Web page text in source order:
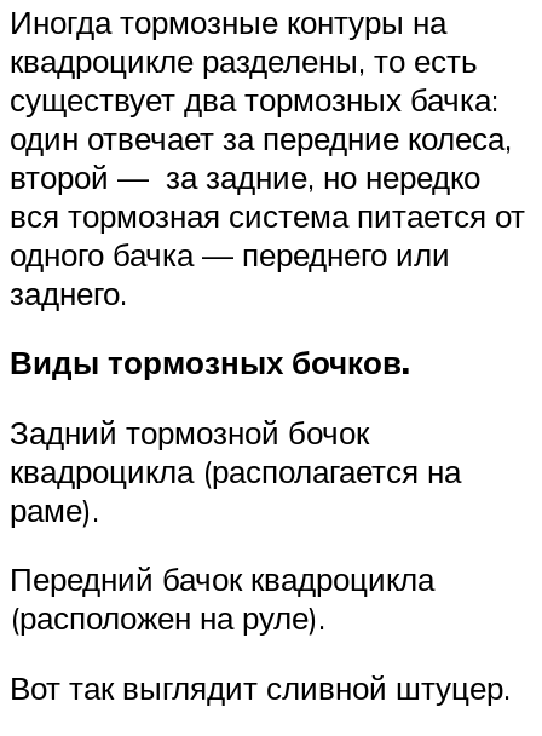
Иногда тормозные контуры на
квадроцикле разделены, то есть
существует два тормозных бачка:
один отвечает за передние колеса,
второй — за задние, но нередко
вся тормозная система питается от
одного бачка — переднего или
заднего.
Виды тормозных бочков.
Задний тормозной бочок
квадроцикла (располагается на
раме).
Передний бачок квадроцикла
(расположен на руле).
Вот так выглядит сливной штуцер.